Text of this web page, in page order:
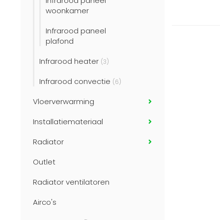
woonkamer
Infrarood paneel
plafond
Infrarood heater (3)
Infrarood convectie (6)
Vloerverwarming
Installatiemateriaal
Radiator
Outlet
Radiator ventilatoren
Airco's